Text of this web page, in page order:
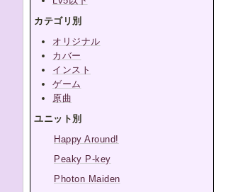
カテゴリ別
オリジナル
カバー
インスト
ゲーム
原曲
ユニット別
Happy Around!
Peaky P-key
Photon Maiden